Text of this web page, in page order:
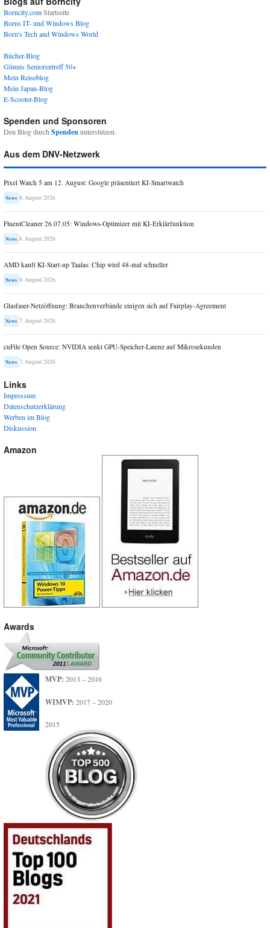
Borncity.comStartseite
Borns IT- und Windows Blog
Born's Tech and Windows World
Bücher-Blog
Günnis Seniorentreff 50+
Mein Reiseblog
Mein Japan-Blog
E-Scooter-Blog
Spenden und Sponsoren
Den Blog durch Spendenunterstützen.
Aus dem DNV-Netzwerk
Pixel Watch 5 am 12. August: Google präsentiert KI-Smartwatch
News 8. August 2026
FluentCleaner 26.07.05: Windows-Optimizer mit KI-Erklärfunktion
News 8. August 2026
AMD kauft KI-Start-up Taalas: Chip wird 48-mal schneller
News 8. August 2026
Glasfaser-Netzöffnung: Branchenverbände einigen sich auf Fairplay-Agreement
News 7. August 2026
cuFile Open Source: NVIDIA senkt GPU-Speicher-Latenz auf Mikrosekunden
News 7. August 2026
Links
Impressum
Datenschutzerklärung
Werben im Blog
Diskussion
Amazon
Awards
MVP: 2013 – 2016
WIMVP: 2017 – 2020
2015